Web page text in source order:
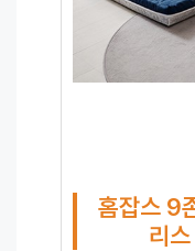
홈잡스 9
리